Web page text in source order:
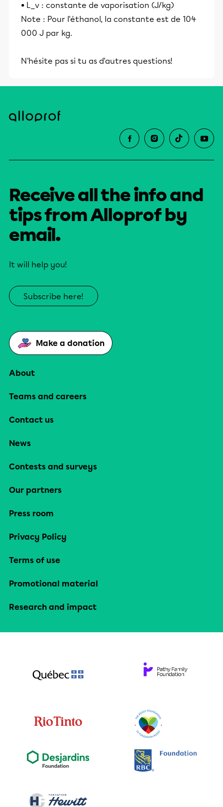
• L_v : constante de vaporisation (J/kg)
Note : Pour l'éthanol, la constante est de 104
000 J par kg.
N'hésite pas si tu as d'autres questions!
Receive all the info and
tips from Alloprof by
email.
It will help you!
Subscribe here!
Make a donation
About
Teams and careers
Contact us
News
Contests and surveys
Our partners
Press room
Privacy Policy
Terms of use
Promotional material
Research and impact